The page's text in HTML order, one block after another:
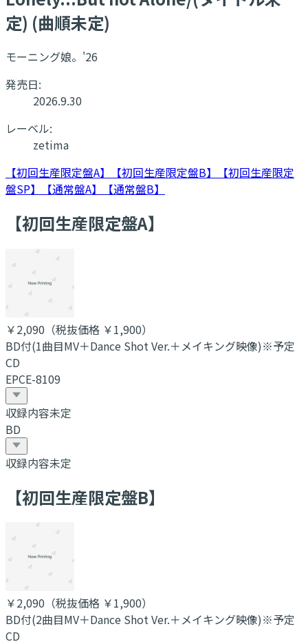
定) (曲順未定)
モーニング娘。'26
発売日:
2026.9.30
レーベル:
zetima
【初回生産限定盤A】
【初回生産限定盤B】
【初回生産限定
盤SP】
【通常盤A】 【通常盤B】
【初回生産限定盤A】
￥2,090 （税抜価格 ￥1,900）
BD付(1曲目MV＋Dance Shot Ver.＋メイキング映像)※予定
CD
EPCE-8109
収録内容未定
BD
収録内容未定
【初回生産限定盤B】
￥2,090 （税抜価格 ￥1,900）
BD付(2曲目MV＋Dance Shot Ver.＋メイキング映像)※予定
CD